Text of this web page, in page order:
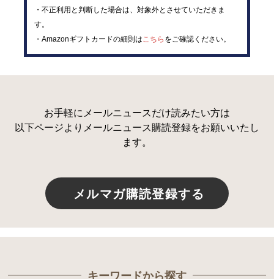
・不正利用と判断した場合は、対象外とさせていただきま
す。
・Amazonギフトカードの細則は こちら をご確認ください。
お手軽にメールニュースだけ読みたい方は
以下ページよりメールニュース購読登録をお願いいたし
ます。
メルマガ購読登録する
キーワードから探す